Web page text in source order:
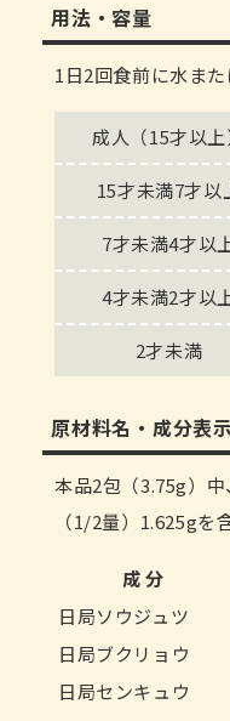
用法・容量
1日2回食前に水ま
成人（15才以上
15才未満7才以
7才未満4才以
4才未満2才以
2才未満
原材料名・成分表
本品2包（3.75g）
（1/2量）1.625gを
成 分
日局ソウジュツ
日局ブクリョウ
日局センキュウ